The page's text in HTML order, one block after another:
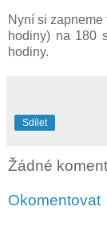
Nyní si
hodiny) na 180
hodiny.
Sdílet
Žádné
Okomentovat